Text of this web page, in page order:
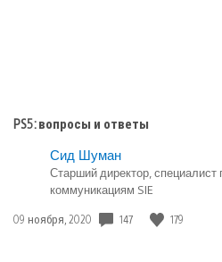
PS5: вопросы и ответы
Сид Шуман
Старший директор,
коммуникациям SIE
Дата
09 ноября, 2020 147 179